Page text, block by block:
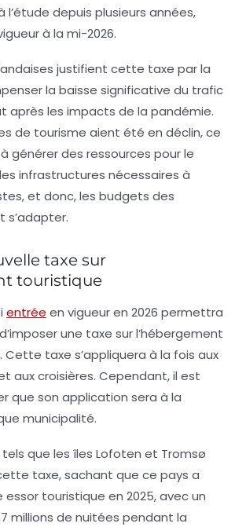
l’étude depuis plusieurs années,
à la mi-2026.
justifient cette taxe par la
la baisse significative du trafic
après les impacts de la pandémie.
de tourisme aient été en déclin, ce
générer des ressources pour le
infrastructures nécessaires à
et donc, les budgets des
s’adapter.
taxe sur
touristique
entrée en vigueur en 2026 permettra
une taxe sur l’hébergement
Cette taxe s’appliquera à la fois aux
aux croisières. Cependant, il est
que son application sera à la
municipalité.
que les îles Lofoten et Tromsø
taxe, sachant que ce pays a
touristique en 2025, avec un
millions de nuitées pendant la